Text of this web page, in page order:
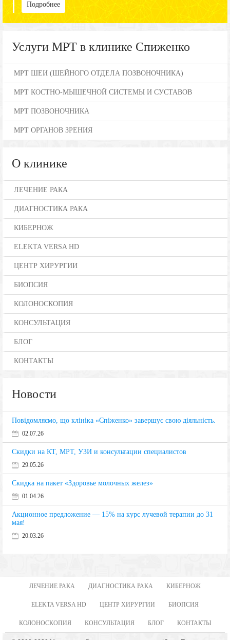
Подробнее
Услуги МРТ в клинике Спиженко
МРТ ШЕИ (ШЕЙНОГО ОТДЕЛА ПОЗВОНОЧНИКА)
МРТ КОСТНО-МЫШЕЧНОЙ СИСТЕМЫ И СУСТАВОВ
МРТ ПОЗВОНОЧНИКА
МРТ ОРГАНОВ ЗРЕНИЯ
О клинике
ЛЕЧЕНИЕ РАКА
ДИАГНОСТИКА РАКА
КИБЕРНОЖ
ELEKTA VERSA HD
ЦЕНТР ХИРУРГИИ
БИОПСИЯ
КОЛОНОСКОПИЯ
КОНСУЛЬТАЦИЯ
БЛОГ
КОНТАКТЫ
Новости
Повідомляємо, що клініка «Спіженко» завершує свою діяльність.
02.07.26
Скидки на КТ, МРТ, УЗИ и консультации специалистов
29.05.26
Скидка на пакет «Здоровье молочных желез»
01.04.26
Акционное предложение — 15% на курс лучевой терапии до 31
мая!
20.03.26
ЛЕЧЕНИЕ РАКА ДИАГНОСТИКА РАКА КИБЕРНОЖ
ELEKTA VERSA HD ЦЕНТР ХИРУРГИИ БИОПСИЯ
КОЛОНОСКОПИЯ КОНСУЛЬТАЦИЯ БЛОГ КОНТАКТЫ